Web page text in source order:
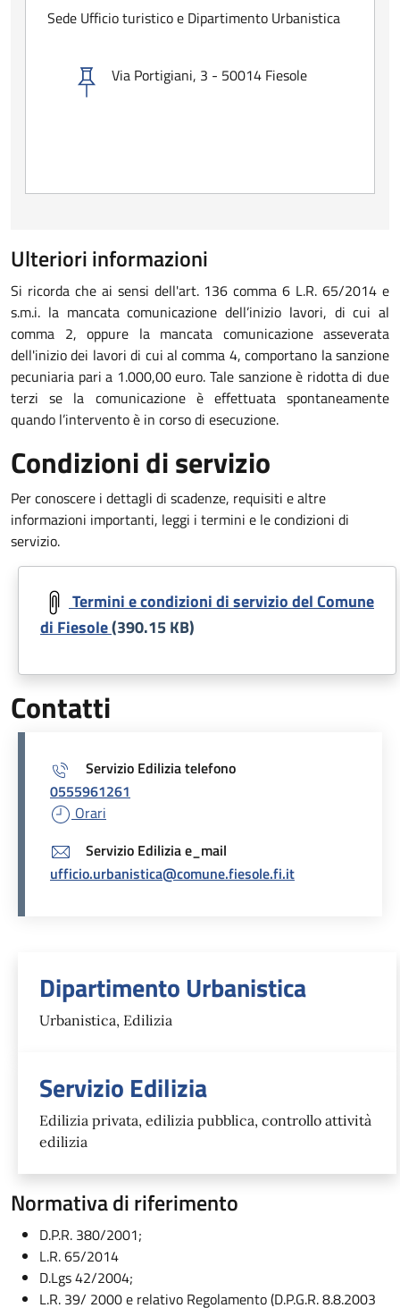
Sede Ufficio turistico e Dipartimento Urbanistica
Via Portigiani, 3 - 50014 Fiesole
Ulteriori informazioni
Si ricorda che ai sensi dell'art. 136 comma 6 L.R. 65/2014 e
s.m.i. la mancata comunicazione dell’inizio lavori, di cui al
comma 2, oppure la mancata comunicazione asseverata
dell'inizio dei lavori di cui al comma 4, comportano la sanzione
pecuniaria pari a 1.000,00 euro. Tale sanzione è ridotta di due
terzi se la comunicazione è effettuata spontaneamente
quando l’intervento è in corso di esecuzione.
Condizioni di servizio
Per conoscere i dettagli di scadenze, requisiti e altre
informazioni importanti, leggi i termini e le condizioni di
servizio.
Document
Termini e condizioni di servizio del Comune
di Fiesole(390.15 KB)
Contatti
Servizio Edilizia telefono
0555961261
Orari
Servizio Edilizia e_mail
ufficio.urbanistica@comune.fiesole.fi.it
Unità organizzativa
Dipartimento Urbanistica
Urbanistica, Edilizia
Servizio Edilizia
Edilizia privata, edilizia pubblica, controllo attività
edilizia
Normativa di riferimento
D.P.R. 380/2001;
L.R. 65/2014
D.Lgs 42/2004;
L.R. 39/ 2000 e relativo Regolamento (D.P.G.R. 8.8.2003